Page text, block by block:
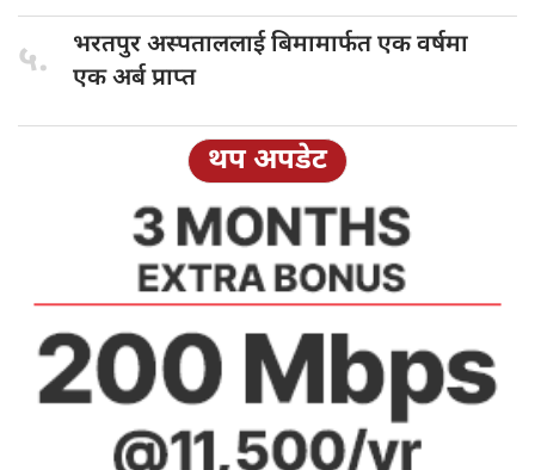
५. भरतपुर अस्पताललाईबिमामार्फत एक वर्षमा
एक अर्ब प्राप्त
थप अपडेट